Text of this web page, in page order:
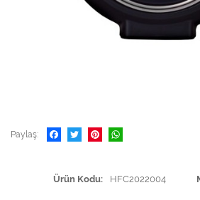
Paylaş
Ürün Kodu HFC2022004